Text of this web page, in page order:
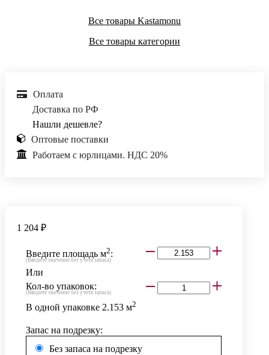
Все товары Kastamonu
Все товары категории
Оплата
Доставка по РФ
Нашли дешевле?
Оптовые поставки
Работаем с юрлицами. НДС 20%
1 204 ₽
Введите площадь м2:
(Введите значение без учета запаса)
Или
Кол-во упаковок:
(Введите значение без учета запаса)
В одной упаковке 2.153 м2
Запас на подрезку:
Без запаса на подрезку